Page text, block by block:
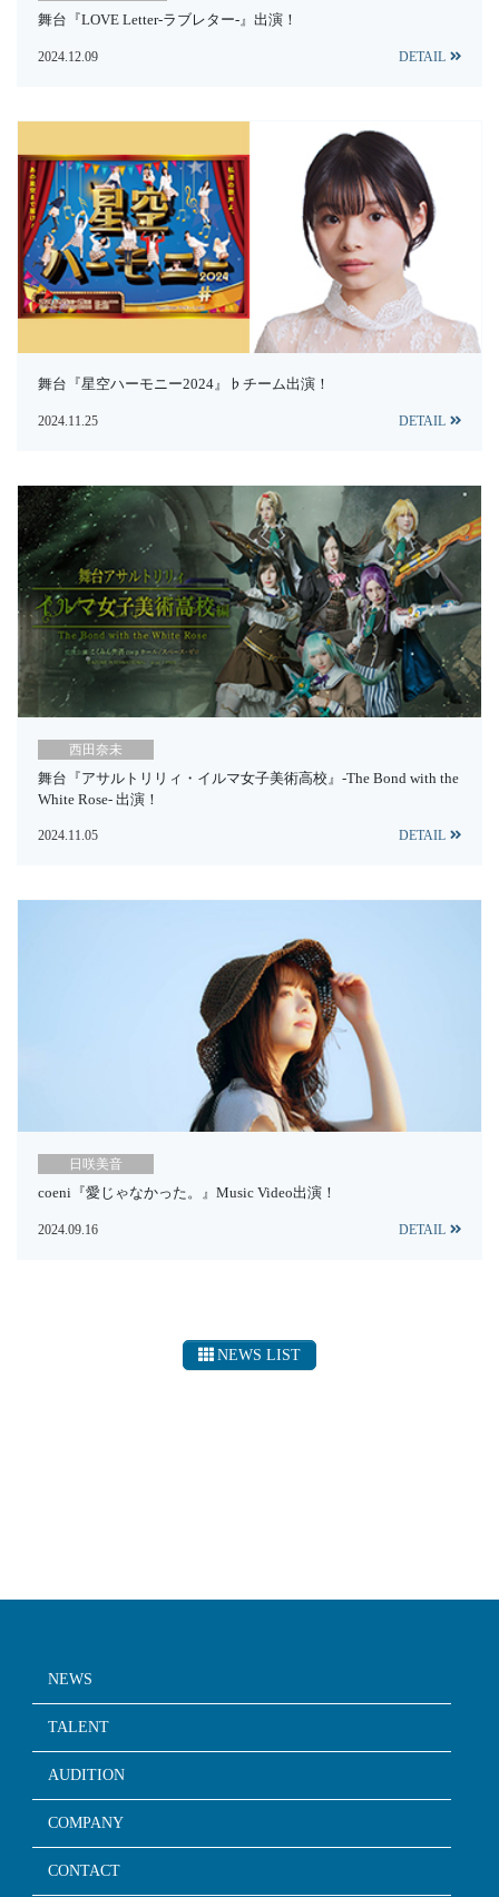
舞台『LOVE Letter-ラブレター-』出演！
2024.12.09 DETAIL
舞台『星空ハーモニー2024』♭チーム出演！
2024.11.25 DETAIL
西田奈未
舞台『アサルトリリィ・イルマ女子美術高校』-The Bond with the
White Rose- 出演！
2024.11.05 DETAIL
日咲美音
coeni『愛じゃなかった。』Music Video出演！
2024.09.16 DETAIL
NEWS LIST
NEWS
TALENT
AUDITION
COMPANY
CONTACT